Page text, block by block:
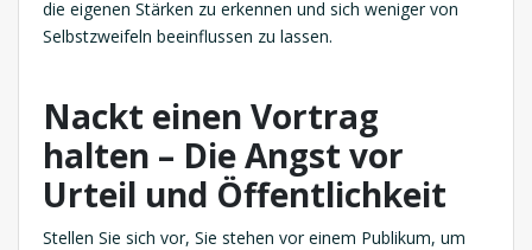
die eigenen Stärken zu erkennen und sich weniger von
Selbstzweifeln beeinflussen zu lassen.
Nackt einen Vortrag
halten – Die Angst vor
Urteil und Öffentlichkeit
Stellen Sie sich vor, Sie stehen vor einem Publikum, um